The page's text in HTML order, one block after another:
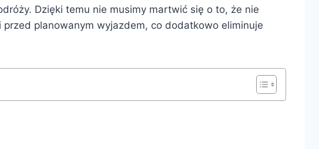
Dzięki temu nie musimy martwić się o to, że nie
planowanym wyjazdem, co dodatkowo eliminuje